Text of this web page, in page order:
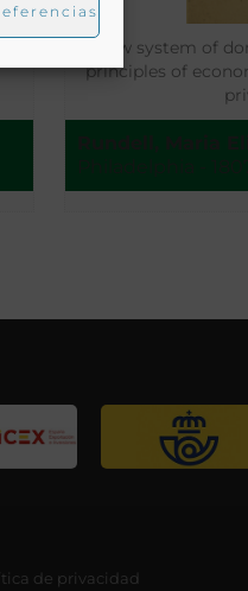
A new system of
principles of
de privacidad